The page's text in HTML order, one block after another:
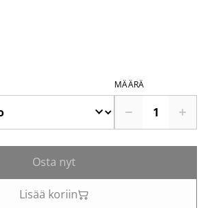
MÄÄRÄ
Osta nyt
Lisää koriin